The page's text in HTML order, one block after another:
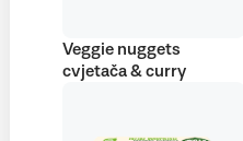
Veggie nuggets
cvjetača & curry